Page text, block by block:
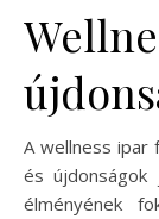
A wellness ipar
és újdonságok
élményének